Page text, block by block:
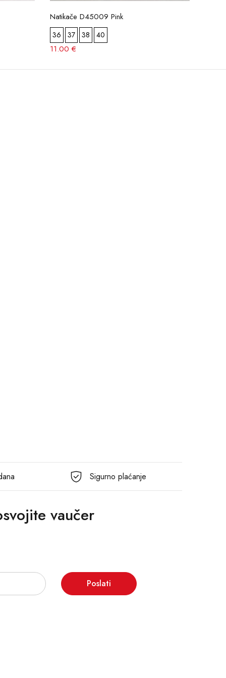
Natikače D45009 Pink
36 37 38 40
11.00 €
Sigurno plaćanje
vaučer
Poslati